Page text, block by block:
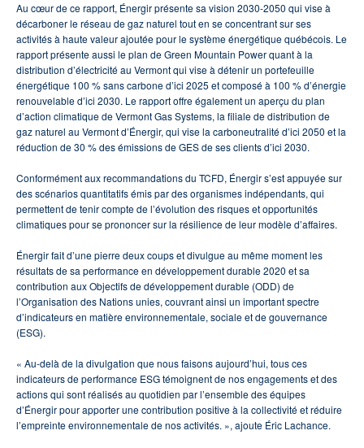
Au cœur de ce rapport, Énergir présente sa vision 2030-2050 qui vise à
décarboner le réseau de gaz naturel tout en se concentrant sur ses
activités à haute valeur ajoutée pour le système énergétique québécois. Le
rapport présente aussi le plan de Green Mountain Power quant à la
distribution d’électricité au Vermont qui vise à détenir un portefeuille
énergétique 100 % sans carbone d’ici 2025 et composé à 100 % d’énergie
renouvelable d’ici 2030. Le rapport offre également un aperçu du plan
d’action climatique de Vermont Gas Systems, la filiale de distribution de
gaz naturel au Vermont d’Énergir, qui vise la carboneutralité d’ici 2050 et la
réduction de 30 % des émissions de GES de ses clients d’ici 2030.
Conformément aux recommandations du TCFD, Énergir s’est appuyée sur
des scénarios quantitatifs émis par des organismes indépendants, qui
permettent de tenir compte de l’évolution des risques et opportunités
climatiques pour se prononcer sur la résilience de leur modèle d’affaires.
Énergir fait d’une pierre deux coups et divulgue au même moment les
résultats de sa performance en développement durable 2020 et sa
contribution aux Objectifs de développement durable (ODD) de
l’Organisation des Nations unies, couvrant ainsi un important spectre
d’indicateurs en matière environnementale, sociale et de gouvernance
(ESG).
« Au-delà de la divulgation que nous faisons aujourd’hui, tous ces
indicateurs de performance ESG témoignent de nos engagements et des
actions qui sont réalisés au quotidien par l’ensemble des équipes
d’Énergir pour apporter une contribution positive à la collectivité et réduire
l’empreinte environnementale de nos activités. », ajoute Éric Lachance.